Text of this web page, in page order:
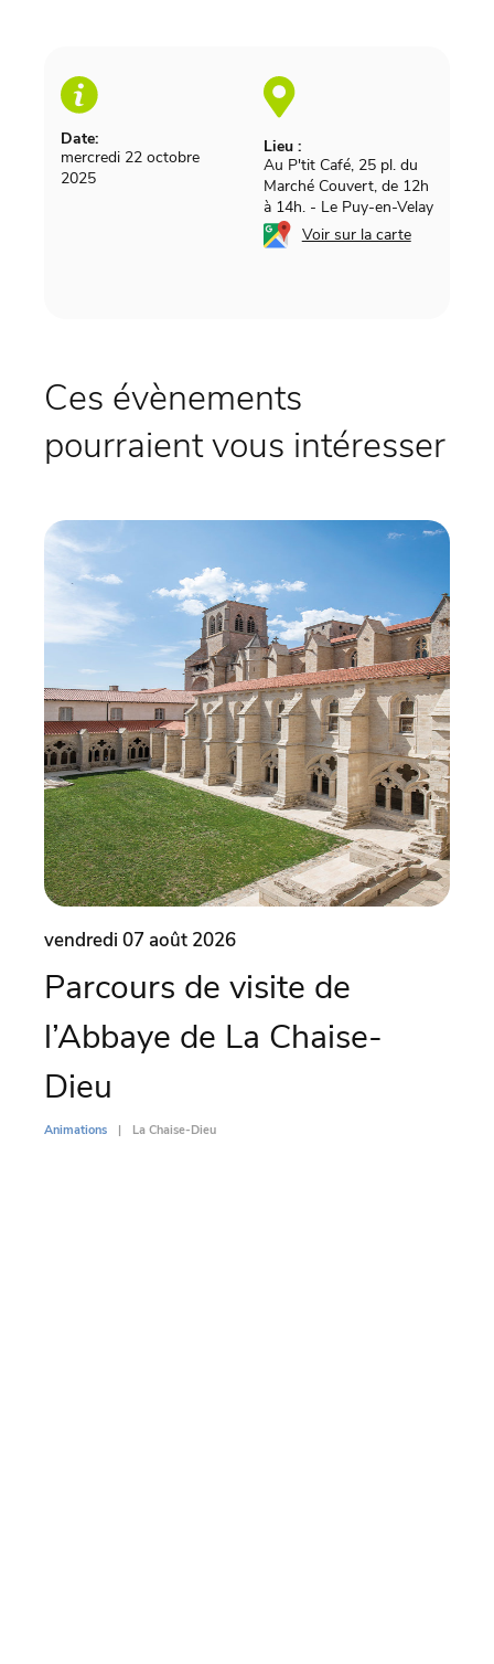
Date:
mercredi 22 octobre
2025
Lieu :
Au P'tit Café, 25 pl. du
Marché Couvert, de 12h
à 14h. - Le Puy-en-Velay
Voir sur la carte
Ces évènements
pourraient vous intéresser
vendredi 07 août 2026
Parcours de visite de
l’Abbaye de La Chaise-
Dieu
Animations La Chaise-Dieu